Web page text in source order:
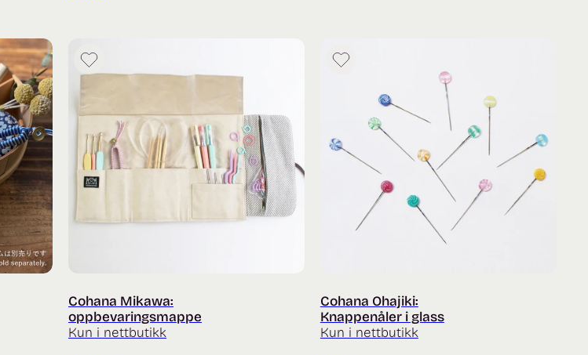
Cohana Mikawa:
oppbevaringsmappe
Kun i nettbutikk
Cohana Ohajiki:
Knappenåler i glass
Kun i nettbutikk